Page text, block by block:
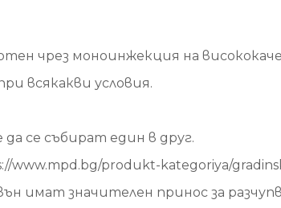
чрез моноинжекция на
всякакви условия.
се събират един в друг.
produkt-kategoriya/
имат значителен принос за